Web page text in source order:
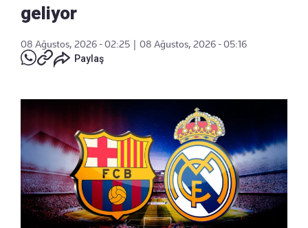
geliyor
08 Ağustos, 2026 - 02:25
08 Ağustos, 2026 - 05:16
Paylaş